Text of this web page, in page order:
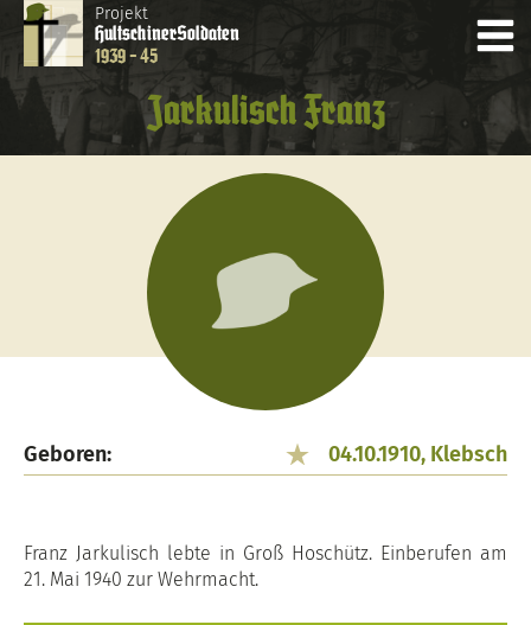
Projekt
HultschinerSoldaten
1939 - 45
Jarkulisch Franz
Geboren: 04.10.1910, Klebsch
Franz Jarkulisch lebte in Groß Hoschütz. Einberufen am
21. Mai 1940 zur Wehrmacht.